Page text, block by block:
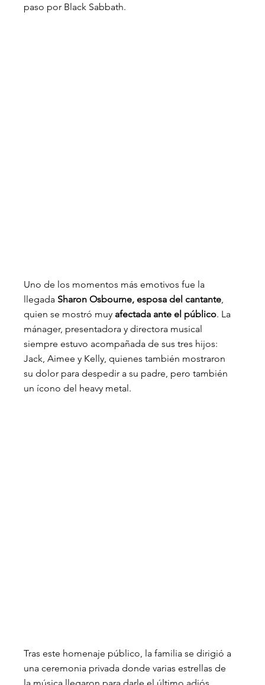
paso por Black Sabbath.
Uno de los momentos más emotivos fue la
llegada Sharon Osbourne, esposa del cantante
quien se mostró muy afectada ante el público. La
mánager, presentadora y directora musical
siempre estuvo acompañada de sus tres hijos:
Jack, Aimee y Kelly, quienes también mostraron
su dolor para despedir a su padre, pero también
un ícono del heavy metal.
Tras este homenaje público, la familia se dirigió a
una ceremonia privada donde varias estrellas de
la música llegaron para darle el último adiós.